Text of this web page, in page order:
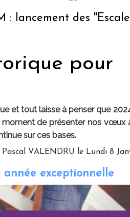
des "Escales
pour
et tout laisse à penser que
moment de présenter nos vœux
sur ces bases.
Pascal VALENDRU le Lundi 8
année exceptionnelle